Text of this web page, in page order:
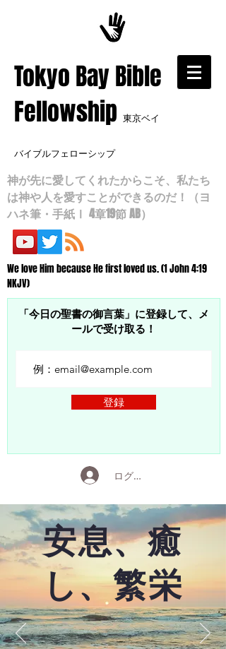
​Tokyo Bay Bible
Fellowship 東京ベイ
バイブルフェローシップ
神が先に愛してくれたからこそ、私たち
は神や人を愛すことができるのだ！（ヨ
ハネ筆・手紙Ⅰ 4章19節 AB）
We love Him because He first loved us. (1 John 4:19
NKJV)
「今日の聖書の御言葉」に登録して、メ
ールで受け取る！
登録
ログイン
安息、癒
し、繁栄